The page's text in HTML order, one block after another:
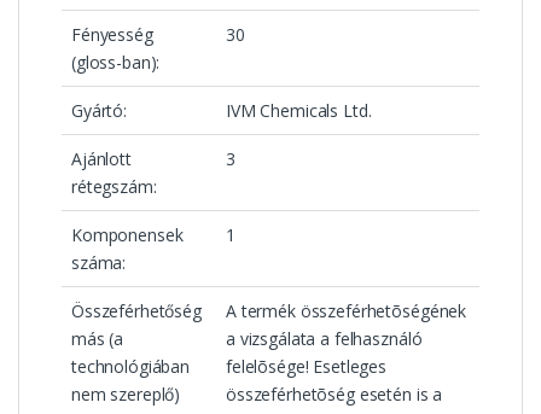
Fényesség
(gloss-ban):
30
Gyártó: IVM Chemicals Ltd.
Ajánlott
rétegszám:
3
Komponensek
száma:
1
Összeférhetőség
más (a
technológiában
nem szereplő)
A termék összeférhetõségének
a vizsgálata a felhasználó
felelõsége! Esetleges
összeférhetõség esetén is a